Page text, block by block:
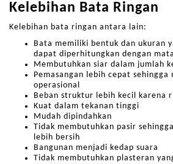
Kelebihan Bata Ringan
Kelebihan bata ringan antara lain:
Bata memiliki bentuk dan ukuran
dapat diperhitungkan dengan
Membutuhkan siar dalam jumlah
Pemasangan lebih cepat sehingga
operasional
Beban struktur lebih kecil karena
Kuat dalam tekanan tinggi
Mudah dipindahkan
Tidak membutuhkan pasir
lebih bersih
Bangunan menjadi kedap suara
Tidak membutuhkan plasteran